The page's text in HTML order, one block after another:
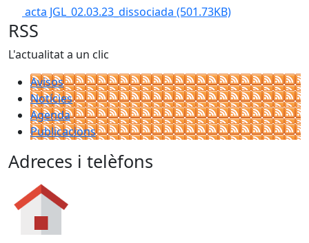
acta JGL_02.03.23_dissociada (501.73KB)
RSS
L'actualitat a un clic
Avisos
Notícies
Agenda
Publicacions
Adreces i telèfons